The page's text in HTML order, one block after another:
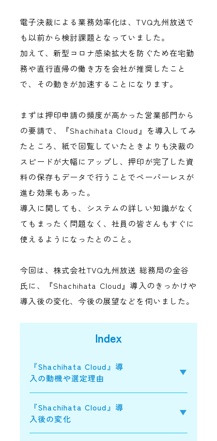
電子決裁による業務効率化は、TVQ九州放送で
も以前から検討課題となっていました。
加えて、新型コロナ感染拡大を防ぐため在宅勤
務や直行直帰の働き方を会社が推奨したこと
で、その動きが加速することになります。
まずは押印申請の頻度が高かった営業部門から
の要請で、『Shachihata Cloud』を導入してみ
たところ、紙で回覧していたときよりも決裁の
スピードが大幅にアップし、押印が完了した資
料の保存もデータで行うことでペーパーレスが
進む効果もあった。
導入に関しても、システムの詳しい知識がなく
てもまったく問題なく、社員の皆さんもすぐに
使えるようになったとのこと。
今回は、株式会社TVQ九州放送 総務局の金谷
氏に、『Shachihata Cloud』導入のきっかけや
導入後の変化、今後の展望などを伺いました。
Index
『Shachihata Cloud』導
入の動機や選定理由
『Shachihata Cloud』導
入後の変化